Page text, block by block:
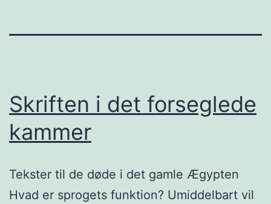
Skriften i det forseglede
kammer
Tekster til de døde i det gamle Ægypten
Hvad er sprogets funktion? Umiddelbart vil